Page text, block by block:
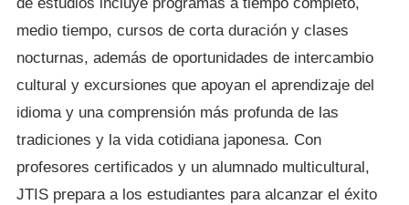
medio tiempo, cursos de corta duración y clases
nocturnas, además de oportunidades de intercambio
cultural y excursiones que apoyan el aprendizaje del
idioma y una comprensión más profunda de las
tradiciones y la vida cotidiana japonesa. Con
profesores certificados y un alumnado multicultural,
JTIS prepara a los estudiantes para alcanzar el éxito